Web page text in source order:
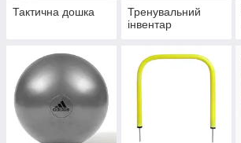
Тактична дошка
Тренувальний
інвентар